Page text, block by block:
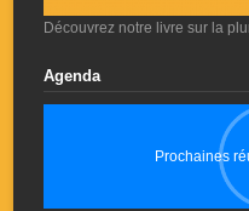
Découvrez notre livre sur la
Agenda
Prochaines